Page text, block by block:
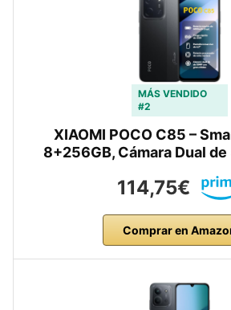
MÁS VENDIDO
#2
XIAOMI POCO C85 –
8+256GB, Cámara Dual
114,75€
Comprar en